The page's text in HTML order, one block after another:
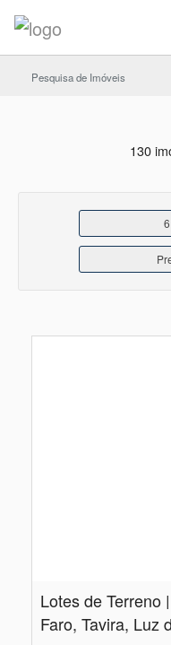
Pesquisa de Imóveis
130
Faro, Tavira, Luz